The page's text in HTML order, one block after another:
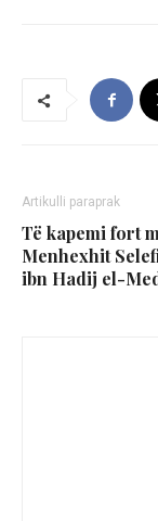
Artikulli paraprak
Të kapemi fort
Menhexhit
ibn Hadij el-